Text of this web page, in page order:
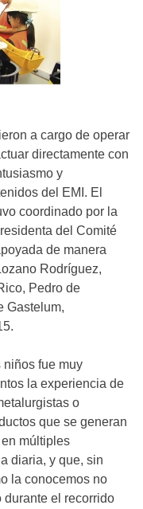
a cargo de operar
directamente con
y
del EMI. El
coordinado por la
del Comité
de manera
Rodríguez,
Pedro de
Gastelum,
niños fue muy
la experiencia de
o
que se generan
múltiples
diaria, y que, sin
la conocemos no
durante el recorrido